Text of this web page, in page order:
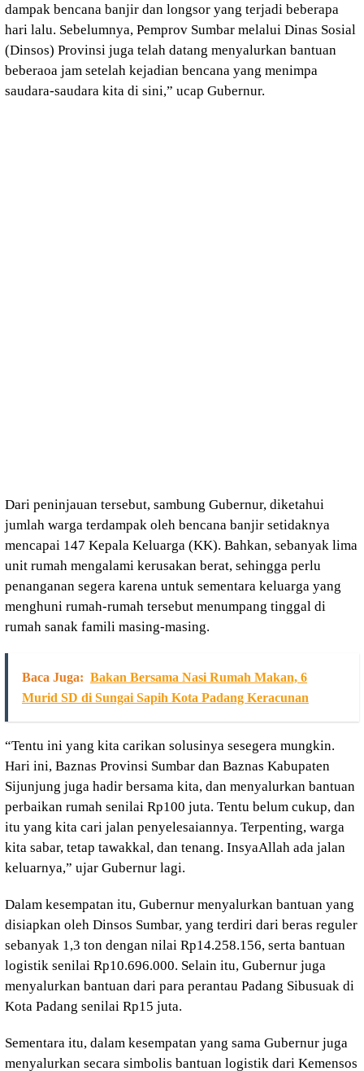
dampak bencana banjir dan longsor yang terjadi beberapa
hari lalu. Sebelumnya, Pemprov Sumbar melalui Dinas Sosial
(Dinsos) Provinsi juga telah datang menyalurkan bantuan
beberaoa jam setelah kejadian bencana yang menimpa
saudara-saudara kita di sini,” ucap Gubernur.
Dari peninjauan tersebut, sambung Gubernur, diketahui
jumlah warga terdampak oleh bencana banjir setidaknya
mencapai 147 Kepala Keluarga (KK). Bahkan, sebanyak lima
unit rumah mengalami kerusakan berat, sehingga perlu
penanganan segera karena untuk sementara keluarga yang
menghuni rumah-rumah tersebut menumpang tinggal di
rumah sanak famili masing-masing.
Baca Juga: Bakan Bersama Nasi Rumah Makan, 6
Murid SD di Sungai Sapih Kota Padang Keracunan
“Tentu ini yang kita carikan solusinya sesegera mungkin.
Hari ini, Baznas Provinsi Sumbar dan Baznas Kabupaten
Sijunjung juga hadir bersama kita, dan menyalurkan bantuan
perbaikan rumah senilai Rp100 juta. Tentu belum cukup, dan
itu yang kita cari jalan penyelesaiannya. Terpenting, warga
kita sabar, tetap tawakkal, dan tenang. InsyaAllah ada jalan
keluarnya,” ujar Gubernur lagi.
Dalam kesempatan itu, Gubernur menyalurkan bantuan yang
disiapkan oleh Dinsos Sumbar, yang terdiri dari beras reguler
sebanyak 1,3 ton dengan nilai Rp14.258.156, serta bantuan
logistik senilai Rp10.696.000. Selain itu, Gubernur juga
menyalurkan bantuan dari para perantau Padang Sibusuak di
Kota Padang senilai Rp15 juta.
Sementara itu, dalam kesempatan yang sama Gubernur juga
menyalurkan secara simbolis bantuan logistik dari Kemensos